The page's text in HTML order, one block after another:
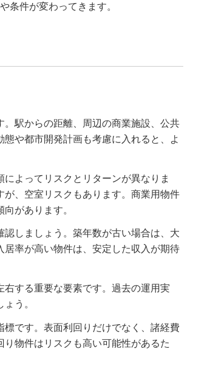
条件が変わってきます。
駅からの距離、周辺の商業施設、公共
や都市開発計画も考慮に入れると、よ
よってリスクとリターンが異なりま
、空室リスクもあります。商業用物件
があります。
認しましょう。築年数が古い場合は、大
率が高い物件は、安定した収入が期待
右する重要な要素です。過去の運用実
う。
標です。表面利回りだけでなく、諸経費
物件はリスクも高い可能性があるた